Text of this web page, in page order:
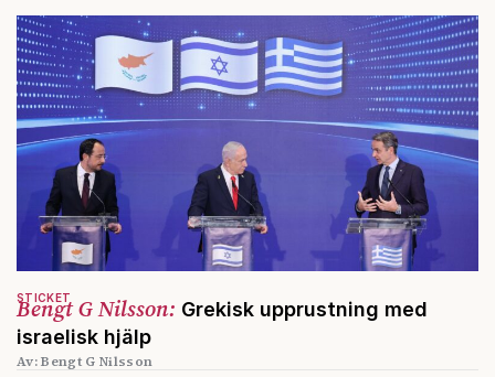
Bengt G Nilsson: Grekisk upprustning med
israelisk hjälp
STICKET
Av: Bengt G Nilsson